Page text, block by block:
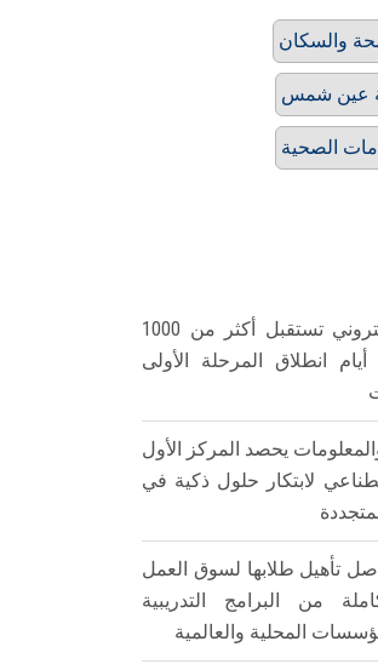
والسكان
عين شمس
الصحية
معامل التنسيق الإلكتروني تستقبل أكثر من 1000
انطلاق المرحلة الأولى
يحصد المركز الأول
لابتكار حلول ذكية في
تأهيل طلابها لسوق العمل
من البرامج التدريبية
المحلية والعالمية